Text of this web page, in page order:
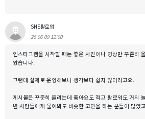
SNS팔로업
26-06-09 12:00
인스타그램을 시작할 때는 좋은 사진이나 영상만 꾸준히
았습니다.
그런데 실제로 운영해보니 생각보다 쉽지 않더라고요.
게시물은 꾸준히 올리는데 좋아요도 적고 팔로워도 거의
변 사람들에게 물어봐도 비슷한 고민을 하는 분들이 많았